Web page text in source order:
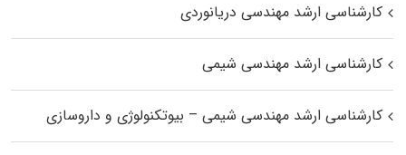
کارشناسی ارشد مهندسی دریانوردی
کارشناسی ارشد مهندسی شیمی
کارشناسی ارشد مهندسی شیمی – بیوتکنولوژی و داروسازی